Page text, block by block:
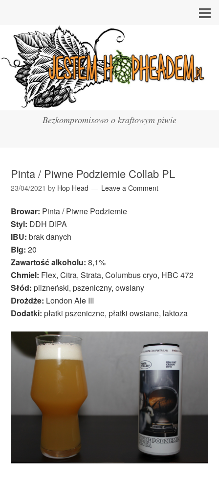
Bezkompromisowo o kraftowym piwie
Pinta / Piwne Podziemie Collab PL
23/04/2021 by Hop Head Leave a Comment
Browar: Pinta / Piwne Podziemie
Styl: DDH DIPA
IBU: brak danych
Blg: 20
Zawartość alkoholu: 8,1%
Chmiel: Flex, Citra, Strata, Columbus cryo, HBC 472
Słód: pilzneński, pszeniczny, owsiany
Drożdże: London Ale III
Dodatki: płatki pszeniczne, płatki owsiane, laktoza